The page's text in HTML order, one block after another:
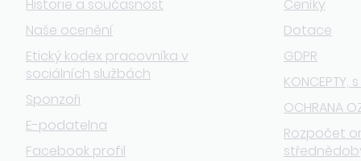
Historie a současnost
Naše ocenění
Etický kodex pracovníka v
sociálních službách
Sponzoři
E-podatelna
Facebook profil
Ceníky
Dotace
GDPR
OCHRANA
Rozpočet